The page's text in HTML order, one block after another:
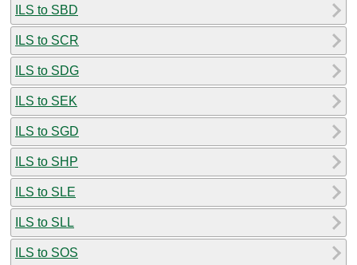
ILS to SBD
ILS to SCR
ILS to SDG
ILS to SEK
ILS to SGD
ILS to SHP
ILS to SLE
ILS to SLL
ILS to SOS